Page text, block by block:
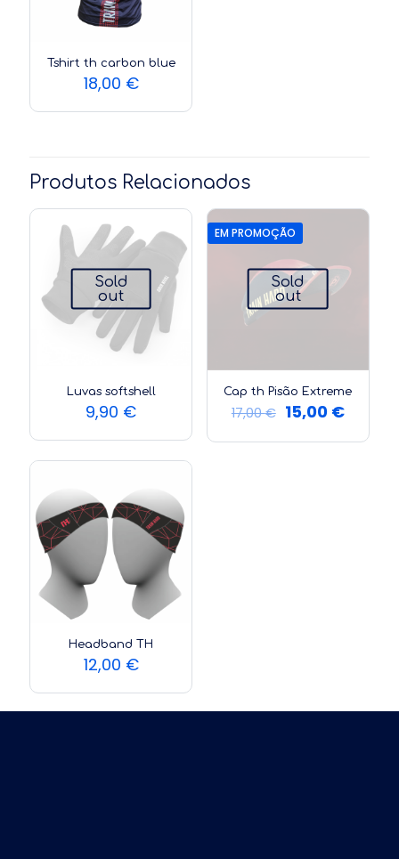
Tshirt th carbon blue
18,00 €
Produtos Relacionados
Sold
out
Luvas softshell
9,90 €
EM PROMOÇÃO
Sold
out
Cap th Pisão Extreme
17,00€ O
original
15,00 €O
atual
Headband TH
12,00 €